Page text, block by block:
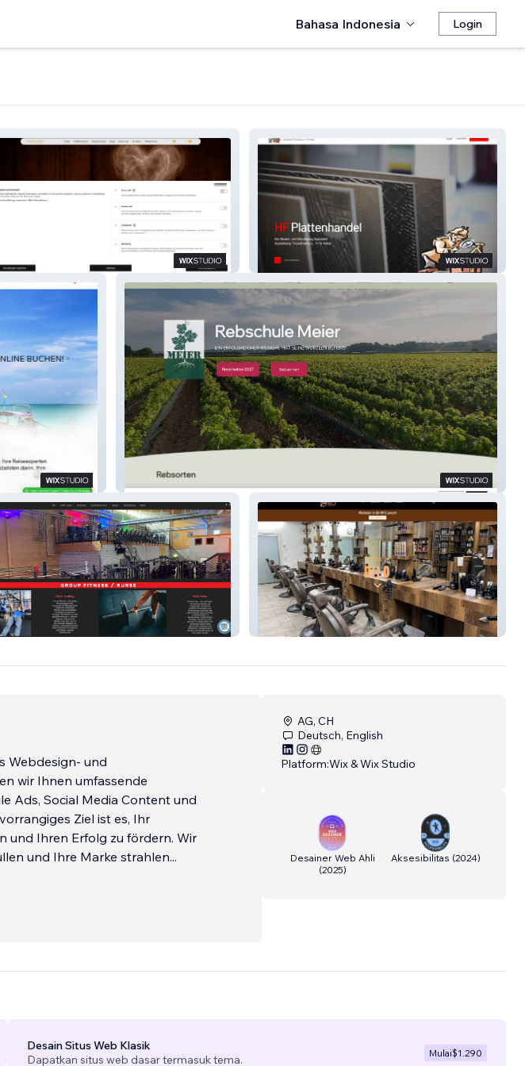
Bahasa Indonesia Login
HF Plattenhandel
Rebschule-Meier
Sport Gym Dilo
Webdesign- und
wir Ihnen umfassende
Ads, Social Media Content und
Ziel ist es, Ihr
und Ihren Erfolg zu fördern. Wir
und Ihre Marke strahlen...
AG, CH
Deutsch, English
Platform:Wix & Wix Studio
Desainer Web Ahli
(2025)
Aksesibilitas (2024)
Desain Situs Web Klasik
Dapatkan situs web dasar termasuk tema.
Mulai$1.290